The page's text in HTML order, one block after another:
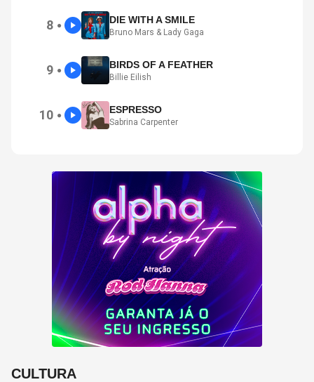
8 ● DIE WITH A SMILE
Bruno Mars & Lady Gaga
9 ● BIRDS OF A FEATHER
Billie Eilish
10 ● ESPRESSO
Sabrina Carpenter
CULTURA